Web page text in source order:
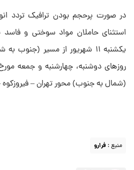
در صورت پرحجم بودن ترافیک تردد
(شمال به جنوب) محور تهران –
منبع : فرارو